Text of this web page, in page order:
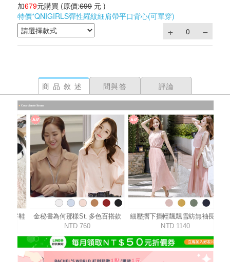
加679元購買 (原價:699 元 )
特價*QNIGIRLS彈性羅紋細肩帶平口背心(可單穿)
商品敘述 問與答 評論